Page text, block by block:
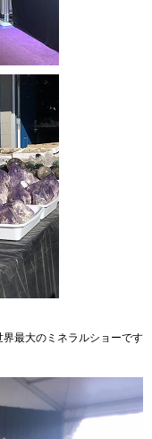
最大のミネラルショーです